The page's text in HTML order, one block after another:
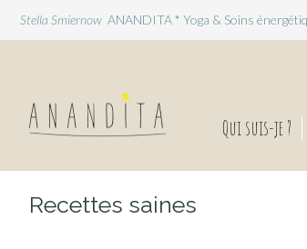
Stella Smiernow ANANDITA * Yoga & Soins
Qui suis-je ?
Recettes saines